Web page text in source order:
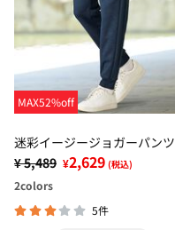
MAX52%off
迷彩イージージョガーパンツ
¥ 5,489 ¥2,629 (税込)
2colors
5件